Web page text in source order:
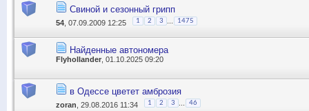
Свиной и сезонный грипп
54 , 07.09.2009 12:25 1 2 3 1475
Найденные автономера
Flyhollander , 01.10.2025 09:20
в Одессе цветет амброзия
zoran , 29.08.2016 11:34 1 2 3 46